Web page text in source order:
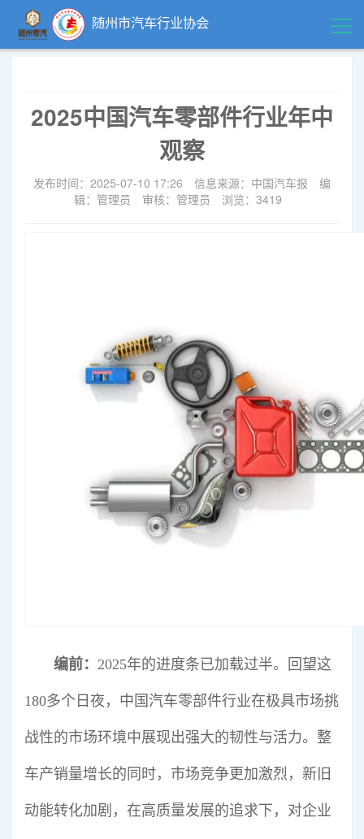
随州市汽车行业协会
领导关怀
2025中国汽车零部件行业年中
观察
发布时间：2025-07-10 17:26 信息来源：中国汽车报
编
辑：管理员
审核：管理员 浏览：3419
编前： 2025年的进度条已加载过半。回望这
180多个日夜，中国汽车零部件行业在极具市场挑
战性的市场环境中展现出强大的韧性与活力。整
车产销量增长的同时，市场竞争更加激烈，新旧
动能转化加剧，在高质量发展的追求下，对企业